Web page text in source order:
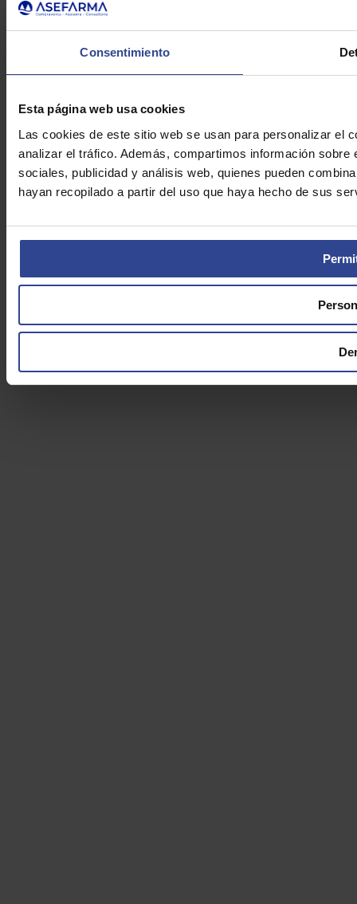
Consentimiento
Esta página web usa cookies
Las cookies de este sitio web se usan para personalizar el
analizar el tráfico. Además, compartimos información
sociales, publicidad y análisis web, quienes pueden
hayan recopilado a partir del uso que haya hecho de sus
Enviar e-mail
Aviso Legal